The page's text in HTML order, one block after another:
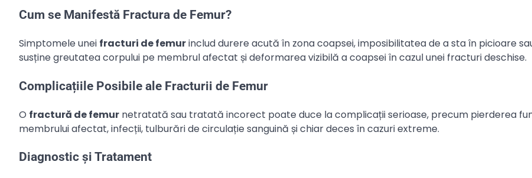
Cum se Manifestă Fractura de Femur?
Simptomele unei fracturi de femurinclud durere acută în zona coapsei, imposibilitatea de a sta în picioare
susține greutatea corpului pe membrul afectat și deformarea vizibilă a coapsei în cazul unei fracturi deschise.
Complicațiile Posibile ale Fracturii de Femur
O fractură de femur netratată sau tratată incorect poate duce la complicații serioase, precum pierderea
membrului afectat, infecții, tulburări de circulație sanguină și chiar deces în cazuri extreme.
Diagnostic și Tratament